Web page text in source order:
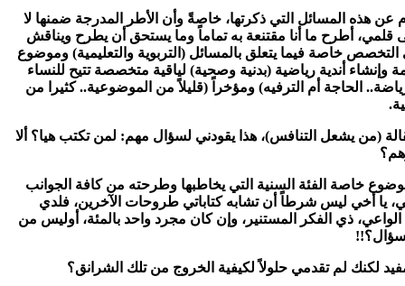
عن هذه المسائل التي ذكرتها، خاصةً وأن الأطر المدرجة ضمنها لا
أطرح ما أنا مقتنعة به تماماً وما يستحق أن يطرح ويناقش
خاصة فيما يتعلق بالمسائل (التربوية والتعليمية) وموضوع
وإنشاء أندية رياضية (بدنية وصحية) لياقية متخصصة تتيح للنساء
الحاجة أم الترفيه) ومؤخراً (قليلاً من الموضوعية.. كثيرا من
(من يشعل التنافس)، هذا يقودني لسؤال مهم: لمن تكتب هيا؟ ألا
خاصة الفئة السنية التي يخاطبها وطرحته من كافة الجوانب
يا أخي ليس شرطاً أن تشابه كتاباتي طروحات الآخرين، فلدي
ذي الفكر المستنير، وإن كان مجرد واحد بالمئة، أوليس من
لكنك لم تقدمي حلولاً لكيفية الخروج من تلك الشرانق؟